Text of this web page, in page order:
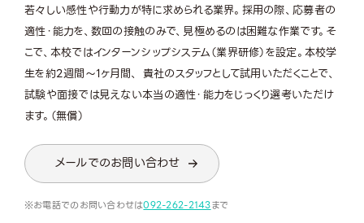
若々しい感性や行動力が特に求められる業界。採用の際、応募者の
適性・能力を、数回の接触のみで、見極めるのは困難な作業です。そ
こで、本校ではインターンシップシステム（業界研修）を設定。本校学
生を約2週間～1ヶ月間、 貴社のスタッフとして試用いただくことで、
試験や面接では見えない本当の適性・能力をじっくり選考いただけ
ます。（無償）
メールでのお問い合わせ
お電話でのお問い合わせは092-262-2143まで